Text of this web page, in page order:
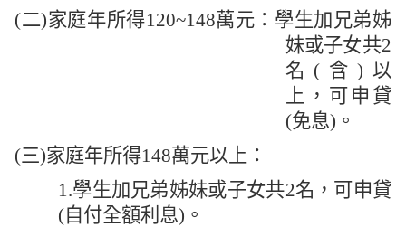
(二)家庭年所得120~148萬元：學生加兄弟姊
妹或子女共2
名 (含 ) 以
上，可申貸
(免息) 。
(三)家庭年所得148萬元以上：
1.學生加兄弟姊妹或子女共2名，可申貸
(自付全額利息) 。